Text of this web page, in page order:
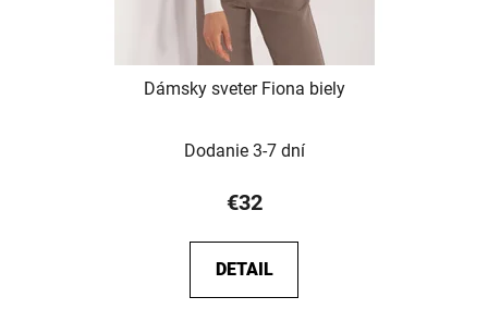
Dámsky sveter Fiona biely
Dodanie 3-7 dní
€32
DETAIL